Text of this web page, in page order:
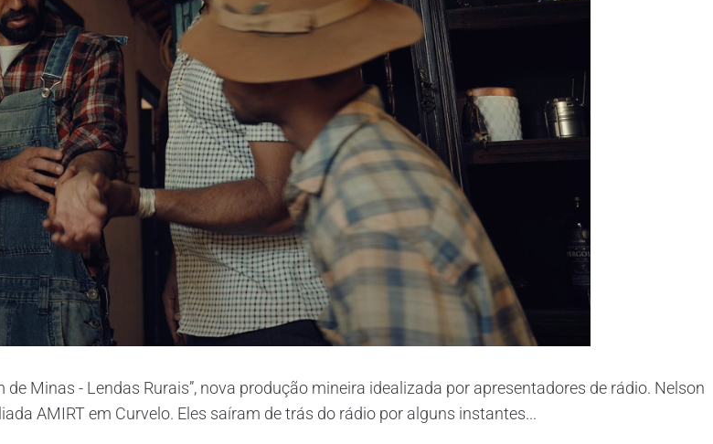
Minas - Lendas Rurais”, nova produção mineira idealizada por apresentadores de rádio. Nelson
AMIRT em Curvelo. Eles saíram de trás do rádio por alguns instantes...